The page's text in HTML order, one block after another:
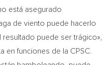
está asegurado
de viento puede hacerlo
puede ser trágico»,
en funciones de la CPSC.